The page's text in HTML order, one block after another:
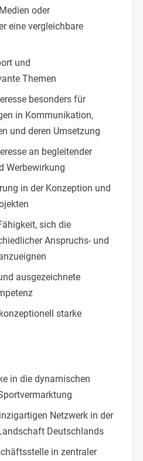
oder
eine vergleichbare
und
Themen
besonders für
in Kommunikation,
und deren Umsetzung
an begleitender
Werbewirkung
in der Konzeption und
sich die
Anspruchs- und
ausgezeichnete
starke
in die dynamischen
Netzwerk in der
Deutschlands
in zentraler